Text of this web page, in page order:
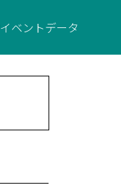
イベントデータ